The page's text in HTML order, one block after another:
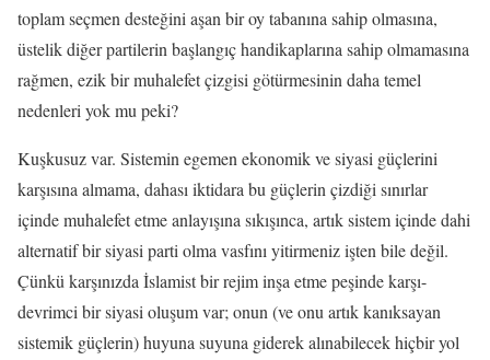
toplam seçmen desteğini aşan bir oy tabanına sahip olmasına,
üstelik diğer partilerin başlangıç handikaplarına sahip olmamasına
rağmen, ezik bir muhalefet çizgisi götürmesinin daha temel
nedenleri yok mu peki?
Kuşkusuz var. Sistemin egemen ekonomik ve siyasi güçlerini
karşısına almama, dahası iktidara bu güçlerin çizdiği sınırlar
içinde muhalefet etme anlayışına sıkışınca, artık sistem içinde dahi
alternatif bir siyasi parti olma vasfını yitirmeniz işten bile değil.
Çünkü karşınızda İslamist bir rejim inşa etme peşinde karşı-
devrimci bir siyasi oluşum var; onun (ve onu artık kanıksayan
sistemik güçlerin) huyuna suyuna giderek alınabilecek hiçbir yol